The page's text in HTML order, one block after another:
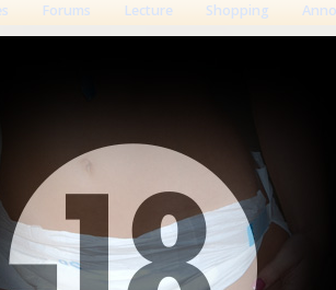
Forums Lecture Shopping
est